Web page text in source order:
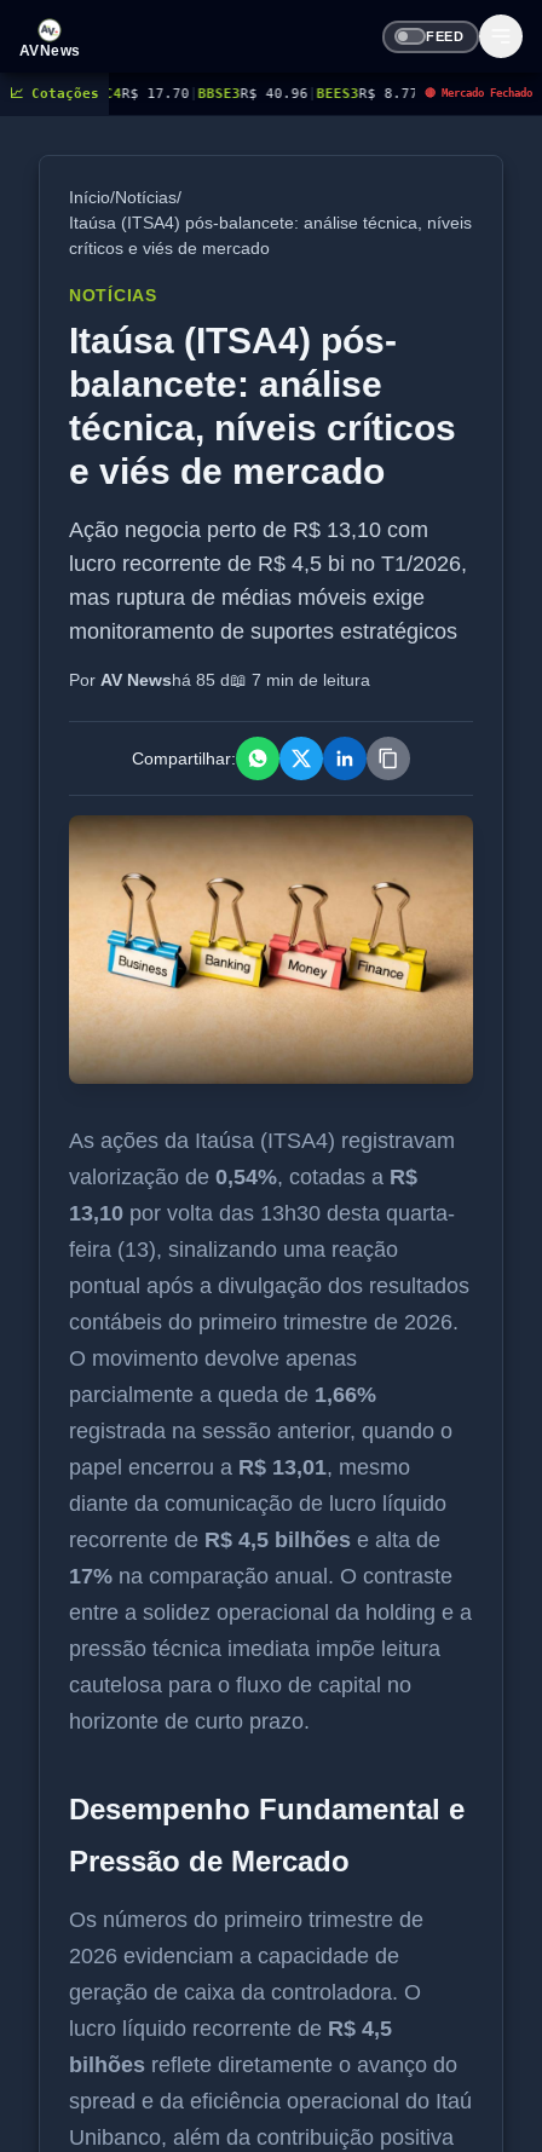
AVNews
FEED
📈 Cotações
|BBSE3R$ 40.96 |BEES3 R$ 8.77| BEES4R$ 9.03|BMGB4 R$ 5.43|BRAP4
🔴 Mercado Fechado
Início/Notícias/
Itaúsa (ITSA4) pós-balancete: análise técnica, níveis
críticos e viés de mercado
NOTÍCIAS
Itaúsa (ITSA4) pós-
balancete: análise
técnica, níveis críticos
e viés de mercado
Ação negocia perto de R$ 13,10 com
lucro recorrente de R$ 4,5 bi no T1/2026,
mas ruptura de médias móveis exige
monitoramento de suportes estratégicos
Por AV Newshá 85 d📖 7 min de leitura
Compartilhar:
As ações da Itaúsa (ITSA4) registravam
valorização de 0,54%, cotadas a R$
13,10 por volta das 13h30 desta quarta-
feira (13), sinalizando uma reação
pontual após a divulgação dos resultados
contábeis do primeiro trimestre de 2026.
O movimento devolve apenas
parcialmente a queda de 1,66%
registrada na sessão anterior, quando o
papel encerrou a R$ 13,01, mesmo
diante da comunicação de lucro líquido
recorrente de R$ 4,5 bilhões e alta de
17% na comparação anual. O contraste
entre a solidez operacional da holding e a
pressão técnica imediata impõe leitura
cautelosa para o fluxo de capital no
horizonte de curto prazo.
Desempenho Fundamental e
Pressão de Mercado
Os números do primeiro trimestre de
2026 evidenciam a capacidade de
geração de caixa da controladora. O
lucro líquido recorrente de R$ 4,5
bilhões reflete diretamente o avanço do
spread e da eficiência operacional do Itaú
Unibanco, além da contribuição positiva